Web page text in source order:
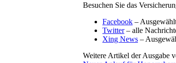
Besuchen Sie das
Facebook –
Twitter– alle
Xing News –
Weitere Artikel der Ausgabe